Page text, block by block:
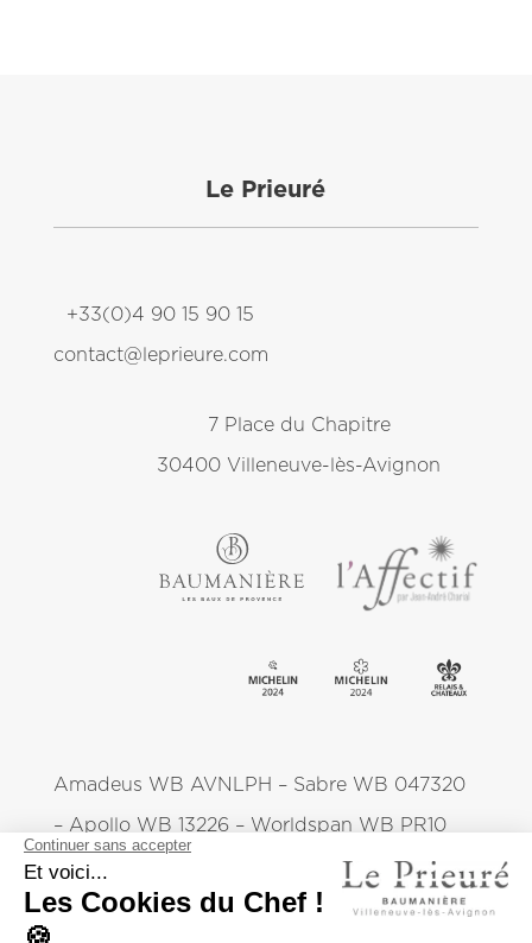
Le Prieuré
+33(0)4 90 15 90 15
contact@leprieure.com
7 Place du Chapitre
30400 Villeneuve-lès-Avignon
Amadeus WB AVNLPH – Sabre WB 047320
– Apollo WB 13226 – Worldspan WB PR10
Le Prieuré